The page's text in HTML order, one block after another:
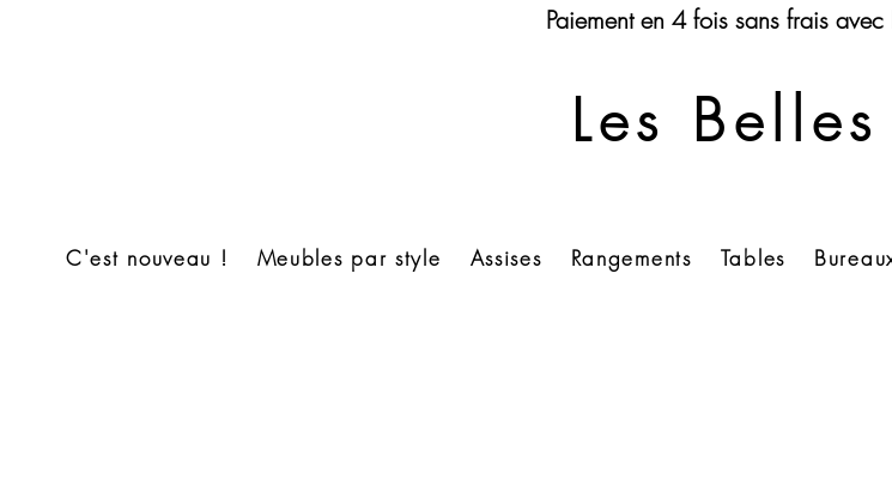
Paiement en 4 fois sans frais
Les
C'est nouveau ! Meubles par style Assises Rangements Tables